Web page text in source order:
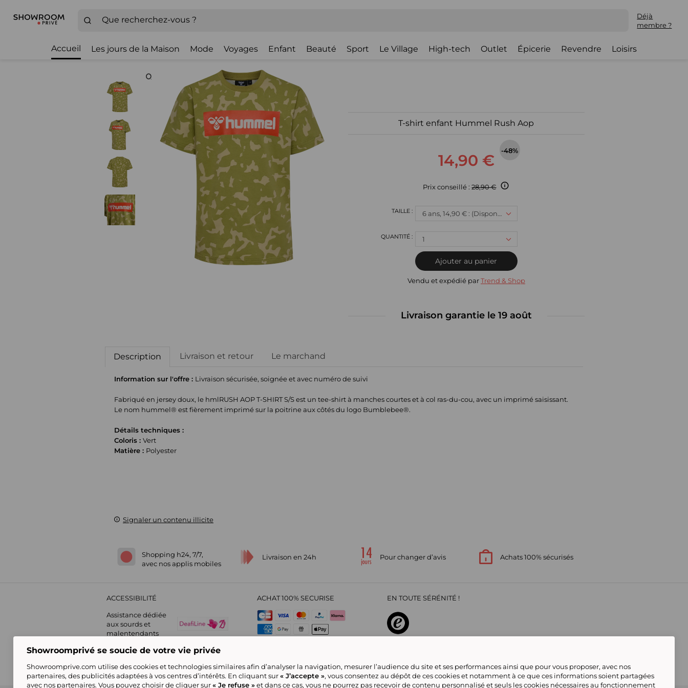
Déjà
membre ?
Accueil Les jours de la Maison Mode Voyages Enfant Beauté Sport Le Village High-tech Outlet Épicerie Revendre Loisirs
T-shirt enfant Hummel Rush Aop
14,90 €
-48%
Prix conseillé :28,90 €
6 ans, 14,90 € : (Disponible)
1
Ajouter au panier
Vendu et expédié parTrend & Shop
Livraison garantie le 19 août
Description Livraison et retour Le marchand
Information sur l'offre : Livraison sécurisée, soignée et avec numéro de suivi
Fabriqué en jersey doux, le hmlRUSH AOP T-SHIRT S/S est un tee-shirt à manches courtes et à col ras-du-cou, avec un imprimé saisissant.
Le nom hummel® est fièrement imprimé sur la poitrine aux côtés du logo Bumblebee®.
Détails techniques :
Coloris :Vert
Matière : Polyester
Signaler un contenu illicite
Shopping h24, 7/7,
avec nos applis mobiles
Livraison en 24h Pour changer d’avis Achats 100% sécurisés
ACCESSIBILITÉ
Assistance dédiée
aux sourds et
malentendants
ACHAT 100% SECURISE EN TOUTE SÉRÉNITÉ !
Showroomprivé se soucie de votre vie privée
Showroomprive.com utilise des cookies et technologies similaires afin d’analyser la navigation, mesurer l’audience du site et ses performances ainsi que pour vous proposer, avec nos
partenaires, des publicités adaptées à vos centres d’intérêts. En cliquant sur« J’accepte », vous consentez au dépôt de ces cookies et notamment à ce que ces informations soient partagées
avec nos partenaires. Vous pouvez choisir de cliquer sur« Je refuse »et dans ce cas, vous ne pourrez pas recevoir de contenu personnalisé et seuls les cookies nécessaires au fonctionnement